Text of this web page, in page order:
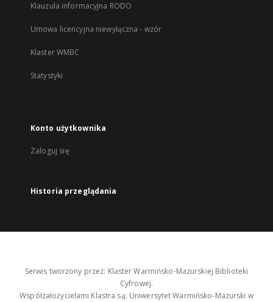
Klauzula informacyjna RODO
Umowa licencyjna niewyłączna - wzór
Klaster WMBC
Statystyki
Konto użytkownika
Zaloguj się
Historia przeglądania
Serwis tworzony przez: Klaster Warmińsko-Mazurskiej Biblioteki
Cyfrowej.
Współzałożycielami Klastra są: Uniwersytet Warmińsko-Mazurski w